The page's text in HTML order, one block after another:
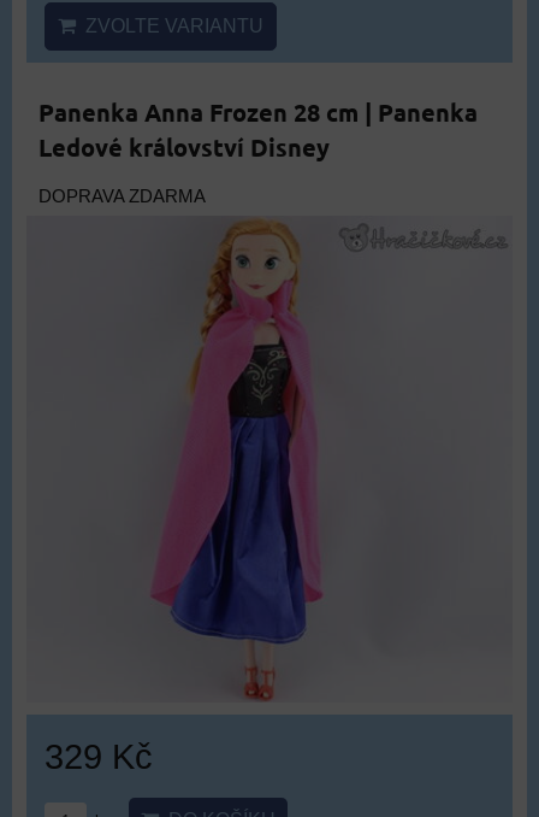
ZVOLTE VARIANTU
Panenka Anna Frozen 28 cm | Panenka
Ledové království Disney
DOPRAVA ZDARMA
329 Kč